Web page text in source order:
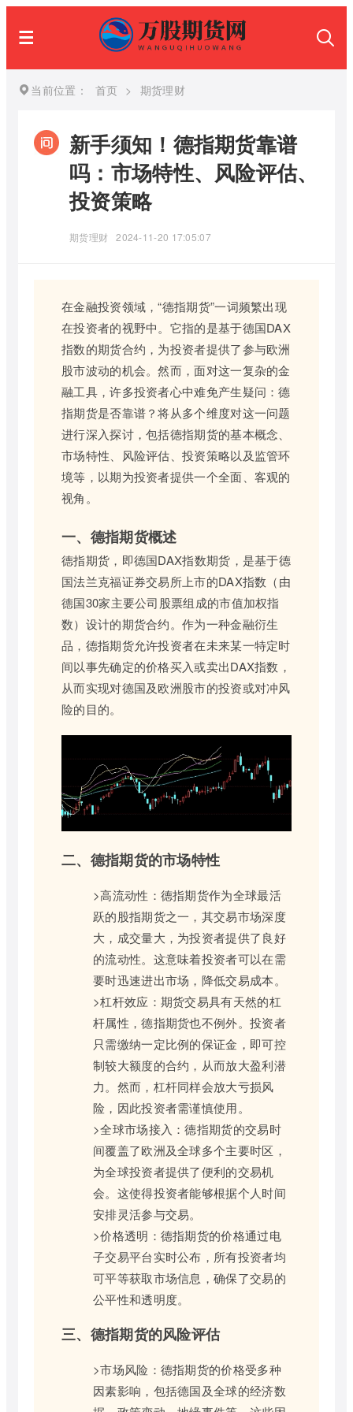
当前位置： 首页 > 期货理财
新手须知！德指期货靠谱
吗：市场特性、风险评估、
投资策略
期货理财 2024-11-20 17:05:07
在金融投资领域，“德指期货”一词频繁出现
在投资者的视野中。它指的是基于德国DAX
指数的期货合约，为投资者提供了参与欧洲
股市波动的机会。然而，面对这一复杂的金
融工具，许多投资者心中难免产生疑问：德
指期货是否靠谱？将从多个维度对这一问题
进行深入探讨，包括德指期货的基本概念、
市场特性、风险评估、投资策略以及监管环
境等，以期为投资者提供一个全面、客观的
视角。
一、德指期货概述
德指期货，即德国DAX指数期货，是基于德
国法兰克福证券交易所上市的DAX指数（由
德国30家主要公司股票组成的市值加权指
数）设计的期货合约。作为一种金融衍生
品，德指期货允许投资者在未来某一特定时
间以事先确定的价格买入或卖出DAX指数，
从而实现对德国及欧洲股市的投资或对冲风
险的目的。
二、德指期货的市场特性
>高流动性：德指期货作为全球最活
跃的股指期货之一，其交易市场深度
大，成交量大，为投资者提供了良好
的流动性。这意味着投资者可以在需
要时迅速进出市场，降低交易成本。
>杠杆效应：期货交易具有天然的杠
杆属性，德指期货也不例外。投资者
只需缴纳一定比例的保证金，即可控
制较大额度的合约，从而放大盈利潜
力。然而，杠杆同样会放大亏损风
险，因此投资者需谨慎使用。
>全球市场接入：德指期货的交易时
间覆盖了欧洲及全球多个主要时区，
为全球投资者提供了便利的交易机
会。这使得投资者能够根据个人时间
安排灵活参与交易。
>价格透明：德指期货的价格通过电
子交易平台实时公布，所有投资者均
可平等获取市场信息，确保了交易的
公平性和透明度。
三、德指期货的风险评估
>市场风险：德指期货的价格受多种
因素影响，包括德国及全球的经济数